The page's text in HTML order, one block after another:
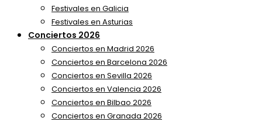
Festivales en Galicia
Festivales en Asturias
Conciertos 2026
Conciertos en Madrid 2026
Conciertos en Barcelona 2026
Conciertos en Sevilla 2026
Conciertos en Valencia 2026
Conciertos en Bilbao 2026
Conciertos en Granada 2026